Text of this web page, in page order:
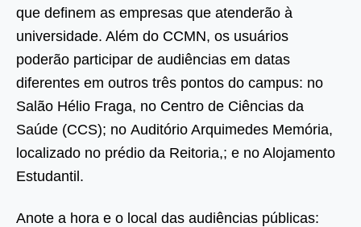
que definem as empresas que atenderão à
universidade. Além do CCMN, os usuários
poderão participar de audiências em datas
diferentes em outros três pontos do campus: no
Salão Hélio Fraga, no Centro de Ciências da
Saúde (CCS); no Auditório Arquimedes Memória,
localizado no prédio da Reitoria,; e no Alojamento
Estudantil.
Anote a hora e o local das audiências públicas: